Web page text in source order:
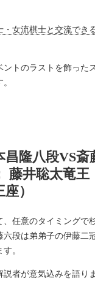
・女流棋士と交流でき
ントのラストを飾った
隆八段VS斎
藤井聡太竜王
）
、任意のタイミングで
段は弟弟子の伊藤二
。
者が意気込みを語り